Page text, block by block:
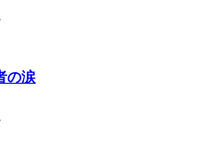
の涙